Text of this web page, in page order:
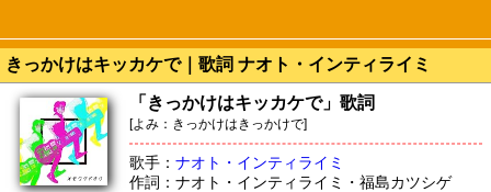
きっかけはキッカケで｜歌詞 ナオト・インティライミ
「きっかけはキッカケで」歌詞
[よみ：きっかけはきっかけで]
歌手： ナオト・インティライミ
作詞：ナオト・インティライミ・福島カツシゲ